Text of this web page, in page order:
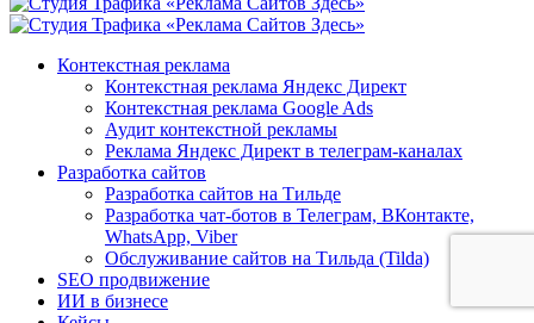
Контекстная реклама
Контекстная реклама Яндекс Директ
Контекстная реклама Google Ads
Аудит контекстной рекламы
Реклама Яндекс Директ в телеграм-каналах
Разработка сайтов
Разработка сайтов на Тильде
Разработка чат-ботов в Телеграм, ВКонтакте,
WhatsApp, Viber
Обслуживание сайтов на Тильда (Tilda)
SEO продвижение
ИИ в бизнесе